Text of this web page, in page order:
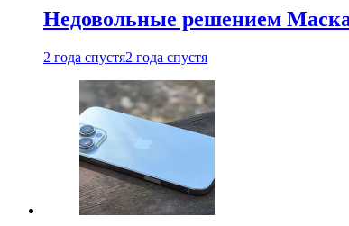
Недовольные решением
2 года спустя2 года спустя